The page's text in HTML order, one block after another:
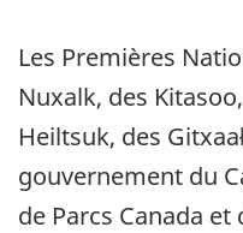
Les Premières
Nuxalk, des
Heiltsuk, des
gouvernement du
de Parcs Canada et